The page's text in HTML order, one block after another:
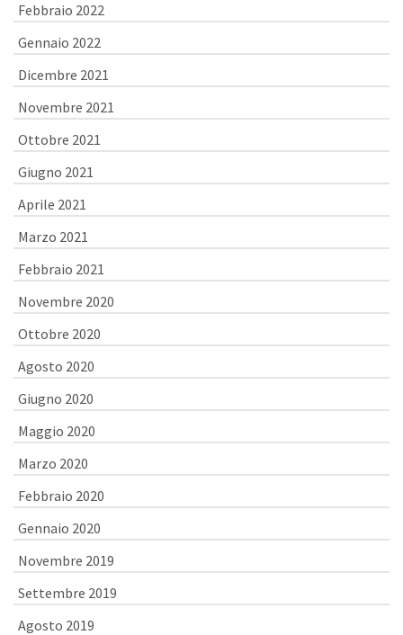
Febbraio 2022
Gennaio 2022
Dicembre 2021
Novembre 2021
Ottobre 2021
Giugno 2021
Aprile 2021
Marzo 2021
Febbraio 2021
Novembre 2020
Ottobre 2020
Agosto 2020
Giugno 2020
Maggio 2020
Marzo 2020
Febbraio 2020
Gennaio 2020
Novembre 2019
Settembre 2019
Agosto 2019